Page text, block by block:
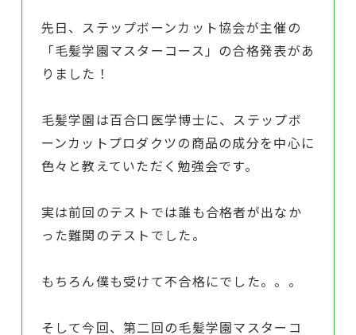
先日、ステップボーンカット協会が主催の
「毛髪学園マスターコース」の合格発表があ
りました！
毛髪学園は百合口医学博士に、ステップボ
ーンカットプロダクツの商品の成分を中心に
色々と教えていただく勉強会です。
実は前回のテストでは誰も合格者が出なか
った難関のテストでした。
もちろん僕も受けて不合格にでした。。。
そして今回、第二回の毛髪学園マスターコ